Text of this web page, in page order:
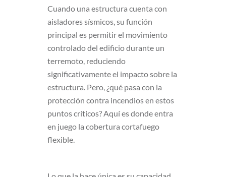
Cuando una estructura cuenta con
aisladores sísmicos, su función
principal es permitir el movimiento
controlado del edificio durante un
terremoto, reduciendo
significativamente el impacto sobre la
estructura. Pero, ¿qué pasa con la
protección contra incendios en estos
puntos críticos? Aquí es donde entra
en juego la cobertura cortafuego
flexible.